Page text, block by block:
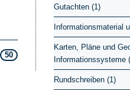
50
Gutachten (1)
Informationsmaterial
Karten, Pläne und
Informationssysteme
Rundschreiben (1)